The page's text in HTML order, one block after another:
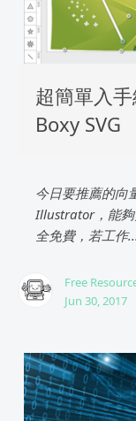
超簡單入
Boxy SVG
今日要推薦的向
Illustrator，能夠
全免費，若工作...
Free
Jun 30, 2017